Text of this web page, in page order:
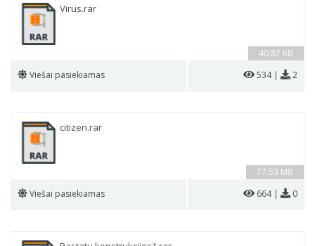
40.87 KB
Virus.rar
Viešai pasiekiamas 534 | 2
77.53 MB
citizen.rar
Viešai pasiekiamas 664 | 0